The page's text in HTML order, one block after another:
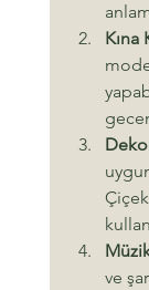
Kına
ve